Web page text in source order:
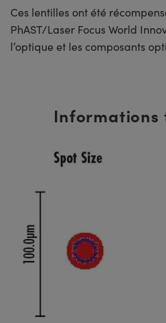
Ces lentilles ont été
PhAST/Laser Focus World
l’optique et les composants
Informations